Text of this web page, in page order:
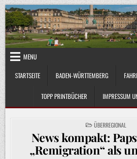
Skip
to
content
MENU
STARTSEITE
BADEN-WÜRTTEMBERG
TOPP PRINTBÜCHER IMPRESSUM
POSTED
IN
ÜBERREGIONAL
News kompakt:
„Remigration“ als